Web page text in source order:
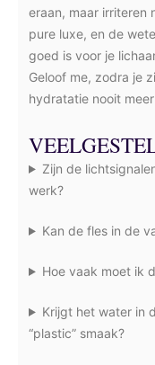
eraan, maar irriteren
pure luxe, en de
goed is voor je
Geloof me, zodra je
hydratatie nooit
Zijn de
werk?
Kan de fles in de
Hoe vaak moet ik
Krijgt het water in
“plastic” smaak?